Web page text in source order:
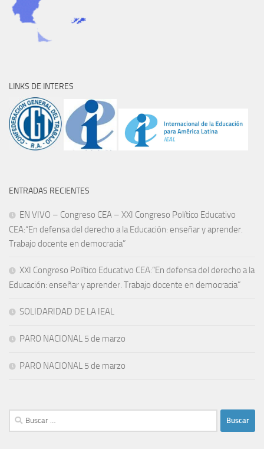
LINKS DE INTERES
ENTRADAS RECIENTES
EN VIVO – Congreso CEA – XXI Congreso Político Educativo
CEA:“En defensa del derecho a la Educación: enseñar y aprender.
Trabajo docente en democracia”
XXI Congreso Político Educativo CEA:“En defensa del derecho a la
Educación: enseñar y aprender. Trabajo docente en democracia”
SOLIDARIDAD DE LA IEAL
PARO NACIONAL 5 de marzo
PARO NACIONAL 5 de marzo
Buscar: